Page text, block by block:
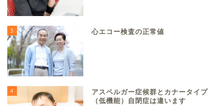
3 心エコー検査の正常値
4
アスペルガー症候群とカナータイプ
（低機能）自閉症は違います